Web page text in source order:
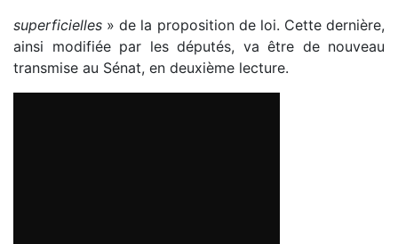
superficielles » de la proposition de loi. Cette dernière,
ainsi modifiée par les députés, va être de nouveau
transmise au Sénat, en deuxième lecture.